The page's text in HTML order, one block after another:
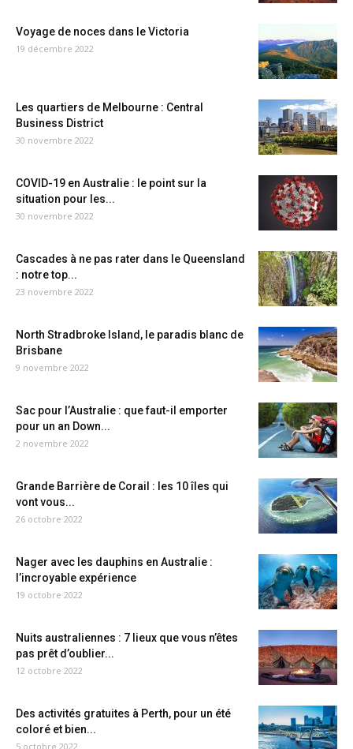
Voyage de noces dans le Victoria
19 décembre 2022
Les quartiers de Melbourne : Central
Business District
30 novembre 2022
COVID-19 en Australie : le point sur la
situation pour les...
30 novembre 2022
Cascades à ne pas rater dans le Queensland
: notre top...
23 novembre 2022
North Stradbroke Island, le paradis blanc de
Brisbane
9 novembre 2022
Sac pour l’Australie : que faut-il emporter
pour un an Down...
2 novembre 2022
Grande Barrière de Corail : les 10 îles qui
vont vous...
26 octobre 2022
Nager avec les dauphins en Australie :
l’incroyable expérience
19 octobre 2022
Nuits australiennes : 7 lieux que vous n’êtes
pas prêt d’oublier...
12 octobre 2022
Des activités gratuites à Perth, pour un été
coloré et bien...
5 octobre 2022